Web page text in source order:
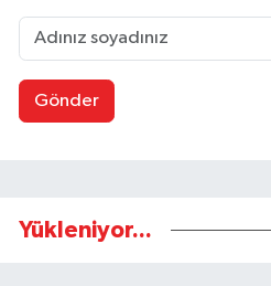
Gönder
Yükleniyor...